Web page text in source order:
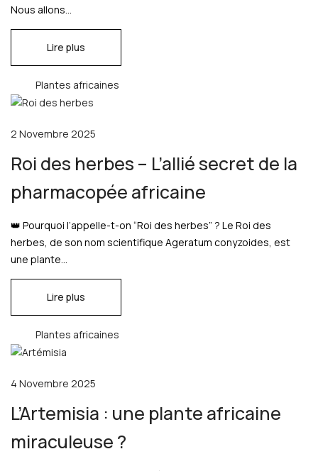
Nous allons...
Lire plus
Plantes africaines
2 Novembre 2025
Roi des herbes – L’allié secret de la
pharmacopée africaine
👑 Pourquoi l’appelle-t-on “Roi des herbes” ? Le Roi des
herbes, de son nom scientifique Ageratum conyzoides, est
une plante...
Lire plus
Plantes africaines
4 Novembre 2025
L’Artemisia : une plante africaine
miraculeuse ?